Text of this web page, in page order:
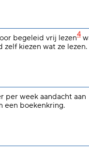
begeleid vrij lezen4
kiezen wat ze lezen.
per week aandacht aan
een boekenkring.